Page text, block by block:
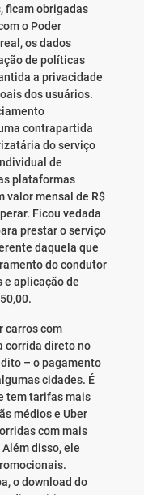
ficam obrigadas
o Poder
os dados
de políticas
a privacidade
dos usuários.
contrapartida
do serviço
de
plataformas
valor mensal de R$
Ficou vedada
prestar o serviço
daquela que
do condutor
e aplicação de
carros com
corrida direto no
– o pagamento
cidades. É
tem tarifas mais
médios e Uber
com mais
disso, ele
o download do